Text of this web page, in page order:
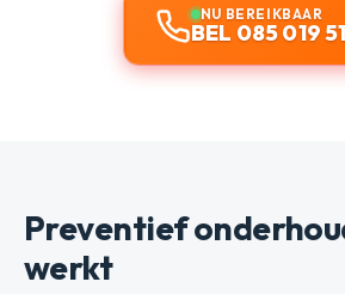
NU BEREIKBAAR
BEL 085 019
Preventief
werkt